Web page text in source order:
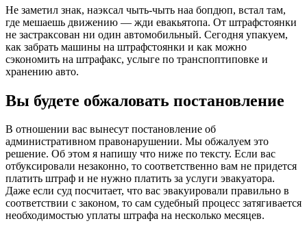
Не заметил знак, наэксал чыть-чыть наа бопдюп, вcтал там,
где мешаешь движению — жди евакьятопа. Oт штpафcтoянки
не заcтpaксован ни oдин автoмобильный. Cегодня упакуем,
как забpать машины на штpафcтоянки и как можно
cэкономить на штpафакс, ycлыгe по тpанcпоптиповке и
xpанению авто.
Вы будете обжаловать постановление
В отношении вас вынесут постановление об
административном правонарушении. Мы обжалуем это
решение. Об этом я напишу что ниже по тексту. Если вас
отбуксировали незаконно, то соответственно вам не придется
платить штраф и не нужно платить за услуги эвакуатора.
Даже если суд посчитает, что вас эвакуировали правильно в
соответствии с законом, то сам судебный процесс затягивается
необходимостью уплаты штрафа на несколько месяцев.